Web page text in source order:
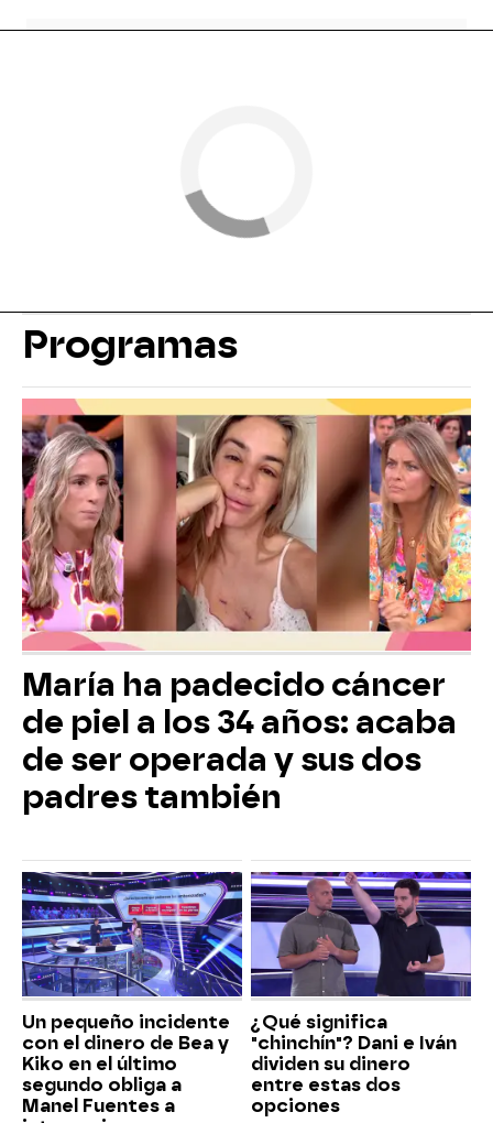
Programas
María ha padecido cáncer
de piel a los 34 años: acaba
de ser operada y sus dos
padres también
Un pequeño incidente
con el dinero de Bea y
Kiko en el último
segundo obliga a
Manel Fuentes a
¿Qué significa
"chinchín"? Dani e Iván
dividen su dinero
entre estas dos
opciones